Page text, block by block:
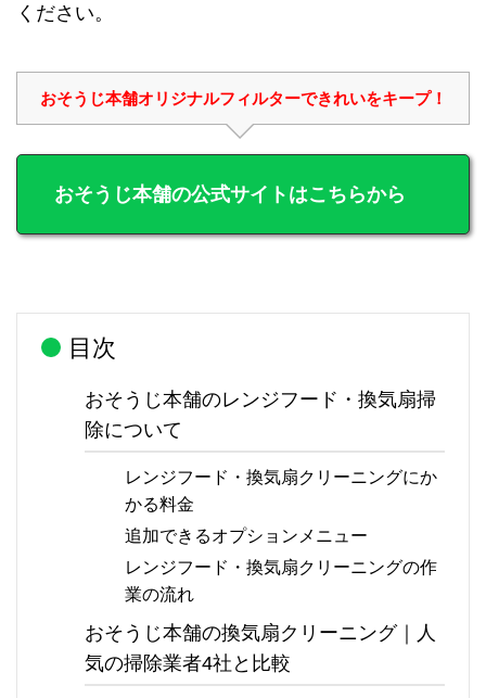
ください。
おそうじ本舗オリジナルフィルターできれいをキープ！
おそうじ本舗の公式サイトはこちらから
目次
おそうじ本舗のレンジフード・換気扇掃
除について
レンジフード・換気扇クリーニングにか
かる料金
追加できるオプションメニュー
レンジフード・換気扇クリーニングの作
業の流れ
おそうじ本舗の換気扇クリーニング｜人
気の掃除業者4社と比較